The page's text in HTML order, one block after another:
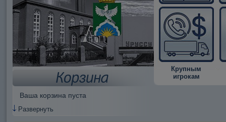
Крупным
игрокам
Корзина
Ваша корзина пуста
Развернуть